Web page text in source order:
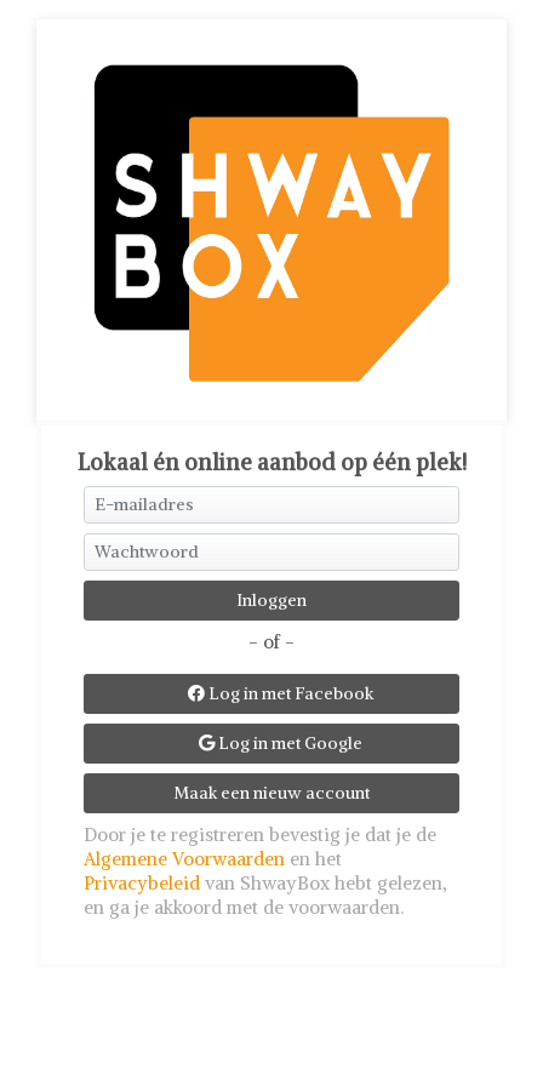
Lokaal én online aanbod op één plek!
- of -
Log in met Facebook
Log in met Google
Maak een nieuw account
Door je te registreren bevestig je dat je de
Algemene Voorwaarden en het
Privacybeleid van ShwayBox hebt gelezen,
en ga je akkoord met de voorwaarden.